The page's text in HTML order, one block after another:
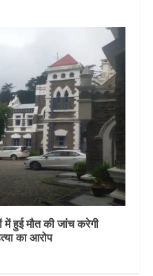
में हुई मौत की जांच करेगी
का आरोप